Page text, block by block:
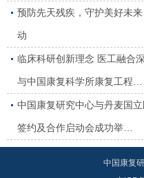
预防先天残疾，守护美好
动
临床科研创新理念 医工融
与中国康复科学所康复工程…
中国康复研究中心与丹麦国
签约及合作启动会成功举…
中国康复